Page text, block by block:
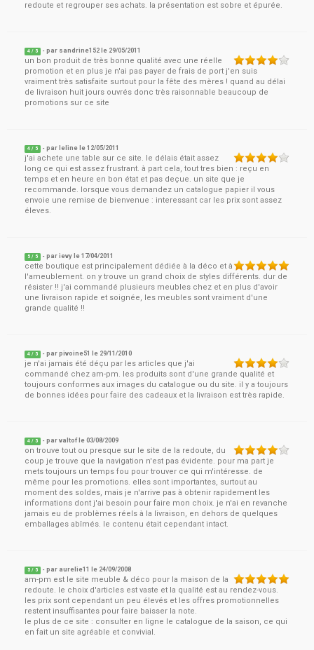
redoute et regrouper ses achats. la présentation est sobre et épurée.
4 / 5 - par sandrine152 le 29/05/2011
un bon produit de très bonne qualité avec une réelle
promotion et en plus je n'ai pas payer de frais de port j'en suis
vraiment très satisfaite surtout pour la fête des mères ! quand au délai
de livraison huit jours ouvrés donc très raisonnable beaucoup de
promotions sur ce site
4 / 5 - par leline le12/05/2011
j'ai achete une table sur ce site. le délais était assez
long ce qui est assez frustrant. à part cela, tout tres bien : reçu en
temps et en heure en bon état et pas deçue. un site que je
recommande. lorsque vous demandez un catalogue papier il vous
envoie une remise de bienvenue : interessant car les prix sont assez
éleves.
5 / 5 - parievy le17/04/2011
cette boutique est principalement dédiée à la déco et à
l'ameublement. on y trouve un grand choix de styles différents. dur de
résister !! j'ai commandé plusieurs meubles chez et en plus d'avoir
une livraison rapide et soignée, les meubles sont vraiment d'une
grande qualité !!
4 / 5 - parpivoine51 le 29/11/2010
je n'ai jamais été déçu par les articles que j'ai
commandé chez am-pm. les produits sont d'une grande qualité et
toujours conformes aux images du catalogue ou du site. il y a toujours
de bonnes idées pour faire des cadeaux et la livraison est très rapide.
4 / 5 - parvaltofle03/08/2009
on trouve tout ou presque sur le site de la redoute, du
coup je trouve que la navigation n'est pas évidente. pour ma part je
mets toujours un temps fou pour trouver ce qui m'intéresse. de
même pour les promotions. elles sont importantes, surtout au
moment des soldes, mais je n'arrive pas à obtenir rapidement les
informations dont j'ai besoin pour faire mon choix. je n'ai en revanche
jamais eu de problèmes réels à la livraison, en dehors de quelques
emballages abîmés. le contenu était cependant intact.
5 / 5 - par aurelie11 le 24/09/2008
am-pm est le site meuble & déco pour la maison de la
redoute. le choix d'articles est vaste et la qualité est au rendez-vous.
les prix sont cependant un peu élevés et les offres promotionnelles
restent insuffisantes pour faire baisser la note.
le plus de ce site : consulter en ligne le catalogue de la saison, ce qui
en fait un site agréable et convivial.